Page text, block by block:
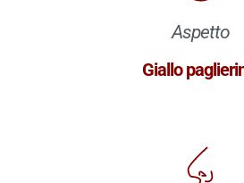
Aspetto
Giallo